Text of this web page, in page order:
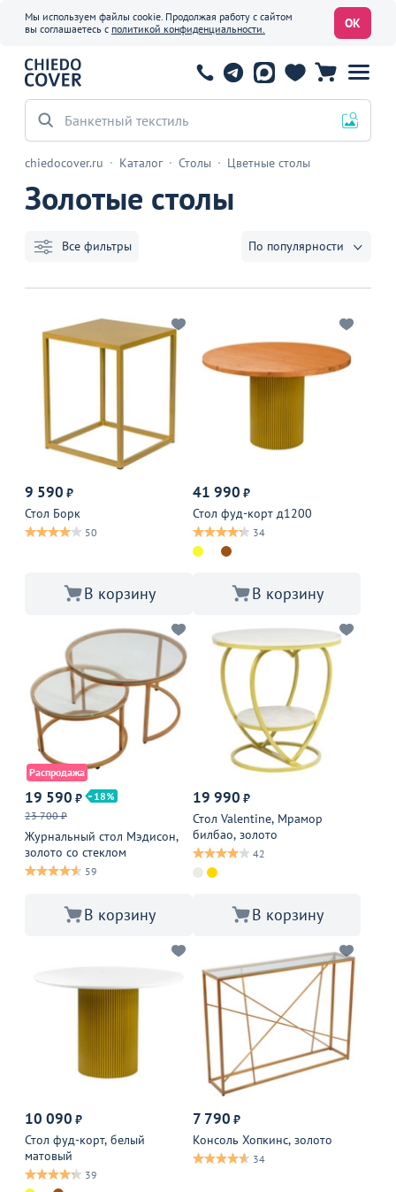
Мы используем файлы cookie. Продолжая работу с сайтом
вы соглашаетесь с политикой конфиденциальности. ОК
Банкетный текстиль
chiedocover.ru Каталог Столы Цветные столы
Золотые столы
Все фильтры По популярности
9 590 ₽
Стол Борк
50
В корзину
41 990 ₽
Стол фуд-корт д1200
34
В корзину
Распродажа
19 590 ₽
18
23 700 ₽
Журнальный стол Мэдисон,
золото со стеклом
59
В корзину
19 990 ₽
Стол Valentine, Мрамор
билбао, золото
42
В корзину
10 090 ₽
Стол фуд-корт, белый
матовый
39
7 790 ₽
Консоль Хопкинс, золото
34